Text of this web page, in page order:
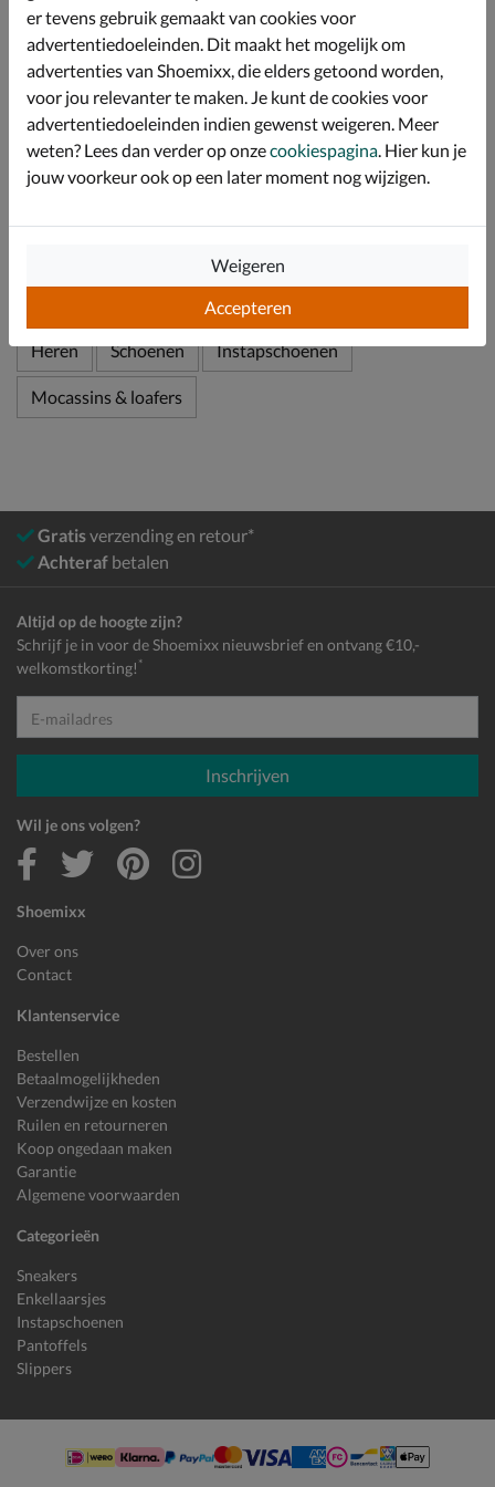
Bevat een dun voetbed van foam dat een lichte
demping biedt tijdens het lopen.
De witte sportieve zool geeft deze loafer een
eigentijdse look en is hiermee zowel casual als casual-
chique te dragen.
Specificaties
Bekijk meer
Heren Schoenen Instapschoenen
Mocassins & loafers
Gratisverzending en retour*
Achteraf betalen
Shoemixx
Over ons
Contact
Klantenservice
Bestellen
Betaalmogelijkheden
Verzendwijze en kosten
Ruilen en retourneren
Koop ongedaan maken
Garantie
Algemene voorwaarden
Categorieën
Sneakers
Enkellaarsjes
Instapschoenen
Pantoffels
Slippers
Altijd op de hoogte zijn?
Schrijf je in voor de Shoemixx nieuwsbrief en ontvang €10,-
welkomstkorting! *
E-mailadres
Inschrijven
Wil je ons volgen?
er tevens gebruik gemaakt van cookies voor
advertentiedoeleinden. Dit maakt het mogelijk om
advertenties van Shoemixx, die elders getoond worden,
voor jou relevanter te maken. Je kunt de cookies voor
advertentiedoeleinden indien gewenst weigeren. Meer
weten? Lees dan verder op onzecookiespagina. Hier kun je
jouw voorkeur ook op een later moment nog wijzigen.
Accepteren
Weigeren